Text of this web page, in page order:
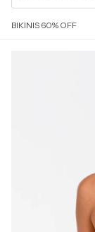
BIKINIS 60% OFF